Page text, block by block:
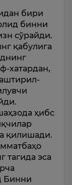
бири
бинни
сўрайди.
қабулига
хатардан,
ҳибс
қилишади.
тагида эса
Бинни